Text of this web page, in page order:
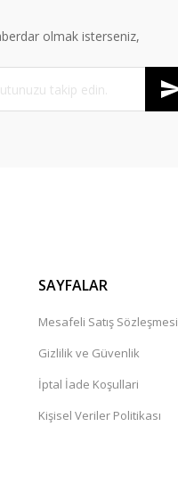
Bilya [51720-02000]
olmak isterseniz,
SAYFALAR
Mesafeli Satış Sözleşmesi
Gizlilik ve Güvenlik
İptal İade Koşullari
Kişisel Veriler Politikası